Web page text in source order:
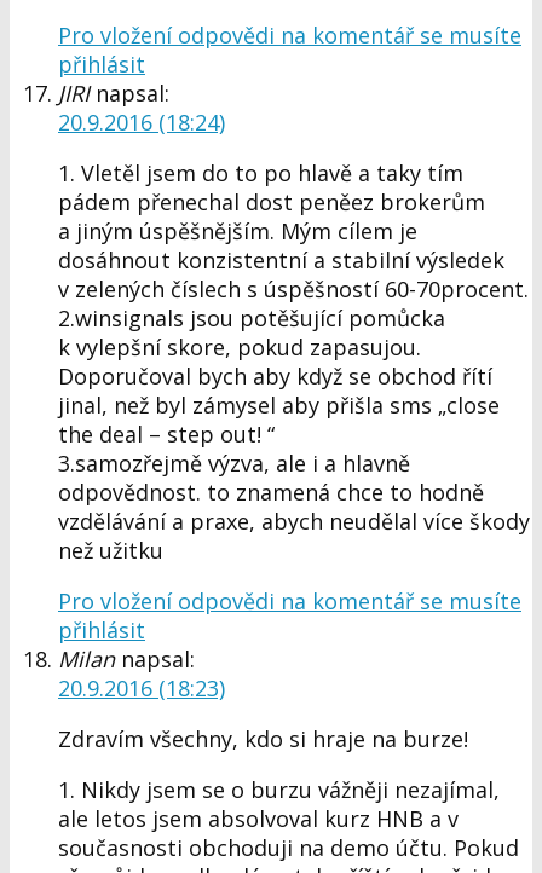
Pro vložení odpovědi na komentář se musíte
přihlásit
JIRI napsal:
20.9.2016 (18:24)
1. Vletěl jsem do to po hlavě a taky tím
pádem přenechal dost peněez brokerům
a jiným úspěšnějším. Mým cílem je
dosáhnout konzistentní a stabilní výsledek
v zelených číslech s úspěšností 60-70procent.
2.winsignals jsou potěšující pomůcka
k vylepšní skore, pokud zapasujou.
Doporučoval bych aby když se obchod řítí
jinal, než byl zámysel aby přišla sms „close
the deal – step out! “
3.samozřejmě výzva, ale i a hlavně
odpovědnost. to znamená chce to hodně
vzdělávání a praxe, abych neudělal více škody
než užitku
Pro vložení odpovědi na komentář se musíte
přihlásit
Milan napsal:
20.9.2016 (18:23)
Zdravím všechny, kdo si hraje na burze!
1. Nikdy jsem se o burzu vážněji nezajímal,
ale letos jsem absolvoval kurz HNB a v
současnosti obchoduji na demo účtu. Pokud